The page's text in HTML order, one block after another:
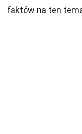
faktów na ten